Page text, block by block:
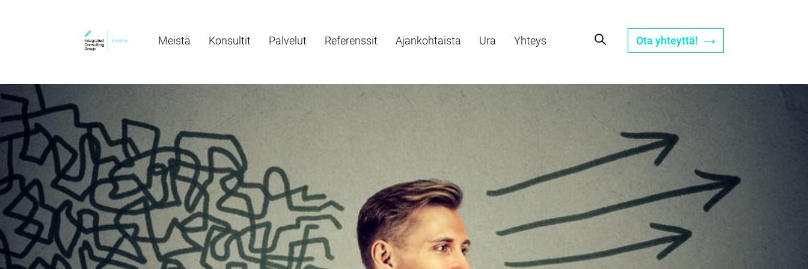
Meistä Konsultit Palvelut Referenssit Ajankohtaista Ura Yhteys Ota yhteyttä!